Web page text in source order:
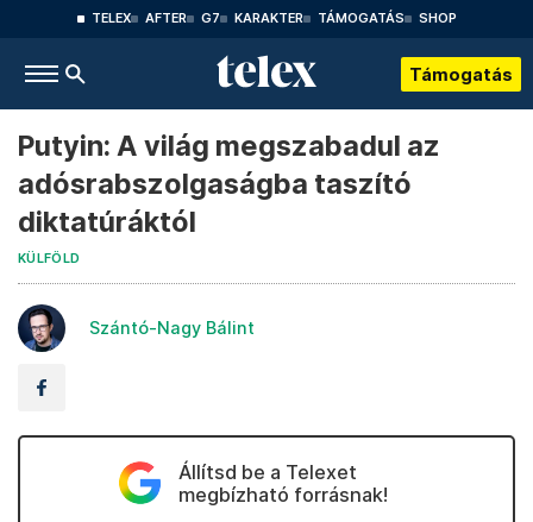
TELEX AFTER G7 KARAKTER TÁMOGATÁS SHOP
Támogatás
Putyin: A világ megszabadul az
adósrabszolgaságba taszító
diktatúráktól
KÜLFÖLD
Szántó-Nagy Bálint
Állítsd be a Telexet
megbízható forrásnak!